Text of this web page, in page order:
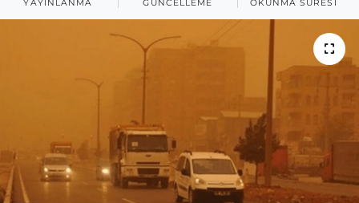
YAYINLANMA GÜNCELLEME OKUNMA SÜRESI